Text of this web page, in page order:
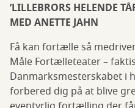
’LILLEBRORS HELENDE
MED ANETTE JAHN
Få kan fortælle så
Måle Fortælleteater –
Danmarksmesterskabet i
forbered dig på at blive